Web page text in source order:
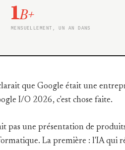
1B+
MENSUELLEMENT, UN AN DANS
que Google était une
I/O 2026, c'est chose faite.
pas une présentation de
La première : l'IA qui